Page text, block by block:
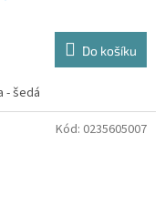
Do košíku
- šedá
Kód: 0235605007